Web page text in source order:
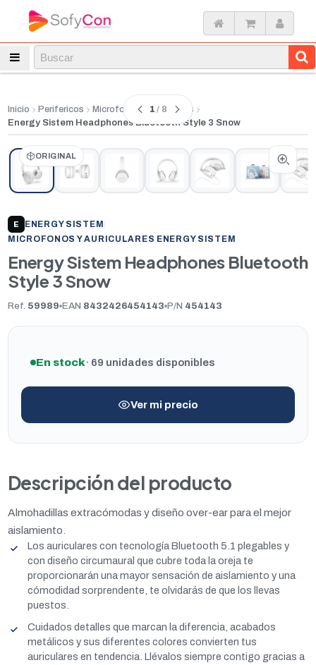
Inicio Perifericos
Microfonos y auriculares
Energy Sistem Headphones Bluetooth Style 3 Snow
ORIGINAL
1 / 8
E ENERGY SISTEM
MICROFONOS Y AURICULARES ENERGY SISTEM
Energy Sistem Headphones Bluetooth
Style 3 Snow
Ref. 59989 EAN 8432426454143 P/N 454143
En stock· 69 unidades disponibles
Ver mi precio
Descripción del producto
Almohadillas extracómodas y diseño over-ear para el mejor
aislamiento.
Los auriculares con tecnología Bluetooth 5.1 plegables y
con diseño circumaural que cubre toda la oreja te
proporcionarán una mayor sensación de aislamiento y una
cómodidad sorprendente, te olvidarás de que los llevas
puestos.
Cuidados detalles que marcan la diferencia, acabados
metálicos y sus diferentes colores convierten tus
auriculares en tendencia. Llévalos siempre contigo gracias a